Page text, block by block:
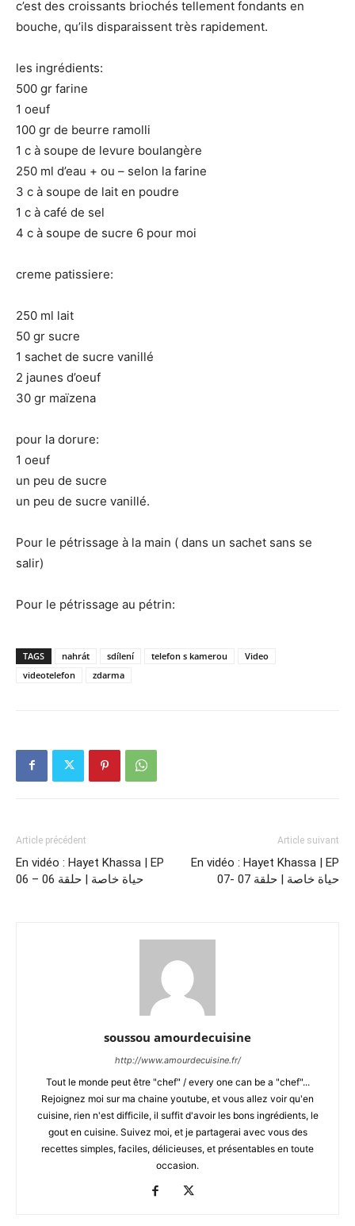
c’est des croissants briochés tellement fondants en
bouche, qu’ils disparaissent très rapidement.
les ingrédients:
500 gr farine
1 oeuf
100 gr de beurre ramolli
1 c à soupe de levure boulangère
250 ml d’eau + ou – selon la farine
3 c à soupe de lait en poudre
1 c à café de sel
4 c à soupe de sucre 6 pour moi
creme patissiere:
250 ml lait
50 gr sucre
1 sachet de sucre vanillé
2 jaunes d’oeuf
30 gr maïzena
pour la dorure:
1 oeuf
un peu de sucre
un peu de sucre vanillé.
Pour le pétrissage à la main ( dans un sachet sans se
salir)
Pour le pétrissage au pétrin:
TAGS nahrát sdílení telefon s kamerou
Video
videotelefon
zdarma
Article précédent
En vidéo : Hayet Khassa | EP
06 – حياة خاصة | حلقة 06
Article suivant
En vidéo : Hayet Khassa | EP
07- حياة خاصة | حلقة 07
soussou amourdecuisine
http://www.amourdecuisine.fr/
Tout le monde peut être "chef" / every one can be a "chef"...
Rejoignez moi sur ma chaine youtube, et vous allez voir qu'en
cuisine, rien n'est difficile, il suffit d'avoir les bons ingrédients, le
gout en cuisine. Suivez moi, et je partagerai avec vous des
recettes simples, faciles, délicieuses, et présentables en toute
occasion.